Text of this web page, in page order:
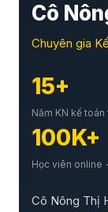
Cô
Chuyên gia
15+
Năm KN kế toán
100K+
Học viên online
Cô Nông Thị